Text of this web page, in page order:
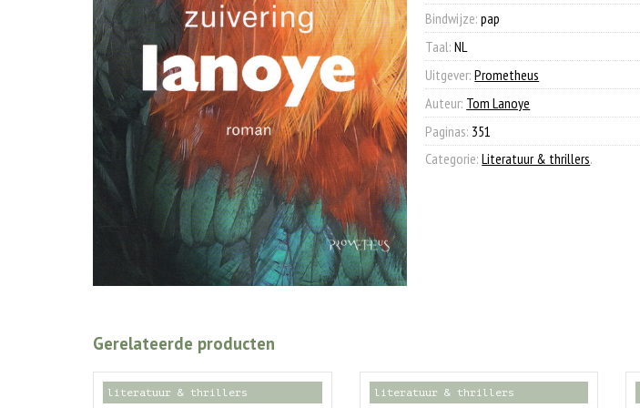
Bindwijze:pap
Taal:NL
Uitgever:Prometheus
Auteur: Tom Lanoye
Paginas: 351
Categorie:Literatuur & thrillers.
Gerelateerde producten
literatuur & thrillers literatuur & thrillers